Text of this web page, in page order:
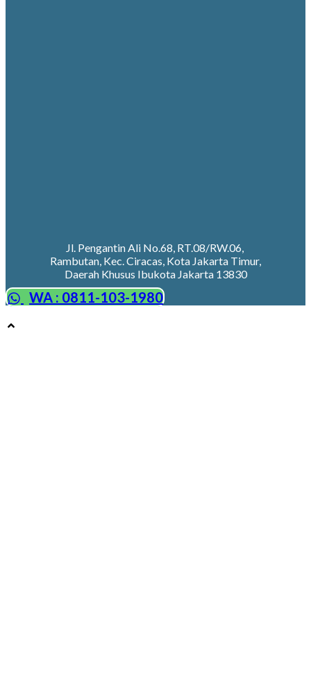
Jl. Pengantin Ali No.68, RT.08/RW.06,
Rambutan, Kec. Ciracas, Kota Jakarta Timur,
Daerah Khusus Ibukota Jakarta 13830
WA : 0811-103-1980